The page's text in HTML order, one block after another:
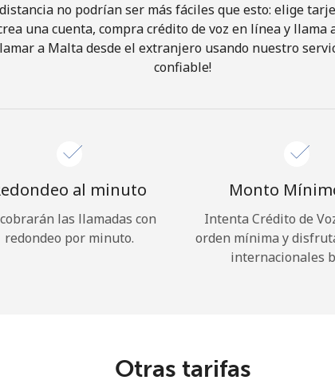
¡Hola!
¿Olvidaste tu
o
no podrían ser más fáciles que esto: elige
una cuenta, compra crédito de voz en línea y llama
a Malta desde el extranjero usando nuestro
confiable!
al minuto
las llamadas con
redondeo por minuto.
Monto
Intenta Crédito de
orden mínima y
internacionales
Otras tarifas